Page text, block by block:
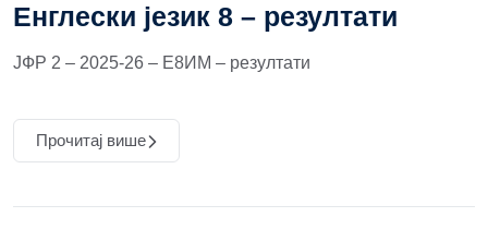
Енглески језик 8 – резултати
ЈФР 2 – 2025-26 – Е8ИМ – резултати
Прочитај више